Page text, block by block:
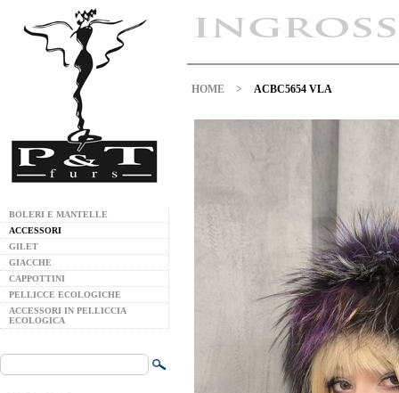
BOLERI E MANTELLE
ACCESSORI
GILET
GIACCHE
CAPPOTTINI
PELLICCE ECOLOGICHE
ACCESSORI IN PELLICCIA
ECOLOGICA
HOME > ACBC5654 VLA